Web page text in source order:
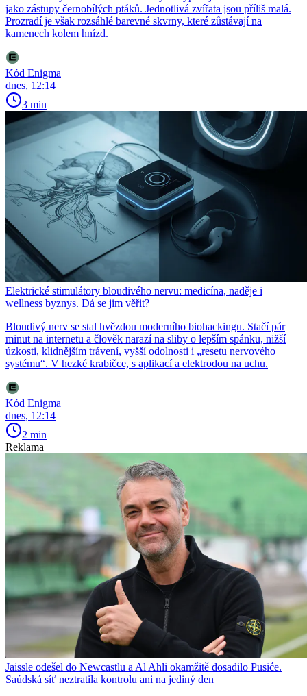
jako zástupy černobílých ptáků. Jednotlivá zvířata jsou příliš malá.
Prozradí je však rozsáhlé barevné skvrny, které zůstávají na
kamenech kolem hnízd.
Kód Enigma
dnes, 12:14
3 min
Elektrické stimulátory bloudivého nervu: medicína, naděje i
wellness byznys. Dá se jim věřit?
Bloudivý nerv se stal hvězdou moderního biohackingu. Stačí pár
minut na internetu a člověk narazí na sliby o lepším spánku, nižší
úzkosti, klidnějším trávení, vyšší odolnosti i „resetu nervového
systému“. V hezké krabičce, s aplikací a elektrodou na uchu.
Kód Enigma
dnes, 12:14
2 min
Reklama
Jaissle odešel do Newcastlu a Al Ahli okamžitě dosadilo Pusiće.
Saúdská síť neztratila kontrolu ani na jediný den